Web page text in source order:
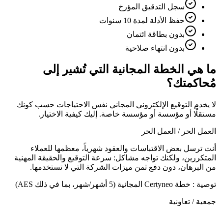
سجل التدقيق المؤرخ
حفظ الأدلة لمدة 10 سنوات
بدون بطاقة ائتمان
بدون انتهاء صلاحية
ما هي الخطة المجانية التي تُشير إلى
مُحاكمتك؟
لا يخدم التوقيع الإلكتروني المجاني نفس الاحتياجات حسب كونك
مستقلًا أو مؤسسة أو مؤسسة خاصة. إليك كيفية الاختيار.
العمل الحر / العمل الحر
أنت ترسل بعض الاقتباسات والعقود شهرياً، معظمها للعملاء
المتكررين، ولكنك تواجه مشاكل: سرعة التوقيع والحقيقة المهنية
من البرهان، دون دفع ثمن ميزات الشركة التي لا تستخدمها.
توصية : خطة Certyneo المجانية (5 أشهر/شهر، بما في ذلك AES)
جمعية / تعاونية